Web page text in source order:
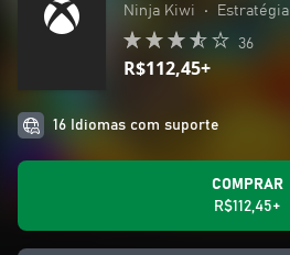
Ninja Kiwi • Estratégia
36
R$112,45+
16 Idiomas com suporte
COMPRAR
R$112,45+